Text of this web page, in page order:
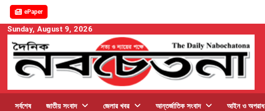
ePaper
Skip
content
Sunday, August 9, 2026
সর্বশেষ জাতীয় সংবাদ জেলার খবর আন্তর্জাতিক সংবাদ আইন ও অপরাধ